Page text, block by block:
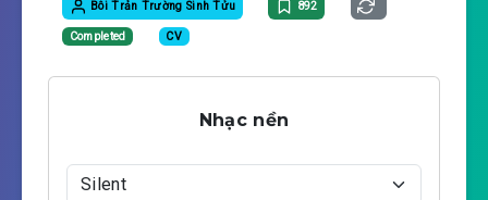
Bôi Trản Trường Sinh Tửu 892
Completed CV
Nhạc nền